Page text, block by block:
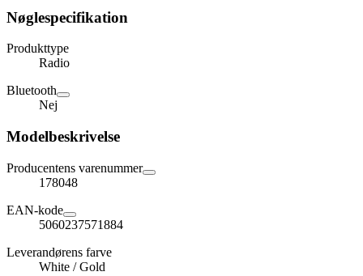
Nøglespecifikation
Produkttype
Radio
Bluetooth
Nej
Modelbeskrivelse
Producentens varenummer
178048
EAN-kode
5060237571884
Leverandørens farve
White / Gold